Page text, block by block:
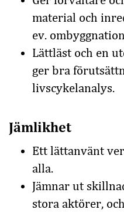
material och
ev.
Lättläst och en
ger bra
livscykelanalys.
Jämlikhet
Ett lättanvänt
alla.
Jämnar ut
stora aktörer,